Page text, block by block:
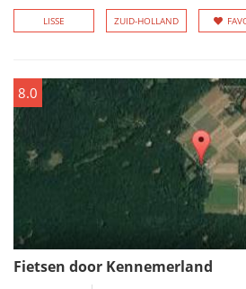
LISSE ZUID-HOLLAND
8.0
Fietsen door Kennemerland